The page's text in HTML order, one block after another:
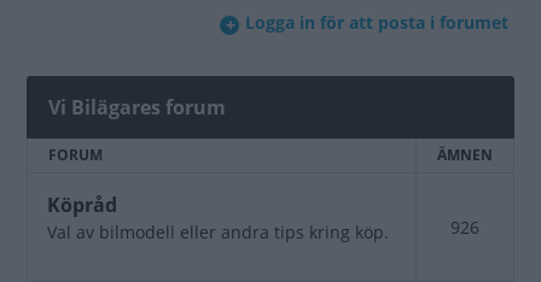
Logga in för att posta i forumet
Vi Bilägares forum
FORUM ÄMNEN
Inga
nya
Köpråd
Val av bilmodell eller andra tips kring köp. 926